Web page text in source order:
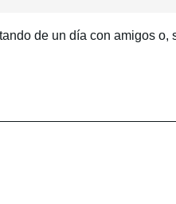
de un día con amigos o,